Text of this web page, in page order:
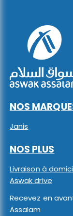
NOS
Janis
NOS PLUS
Livraison à
Aswak drive
Recevez en
Assalam